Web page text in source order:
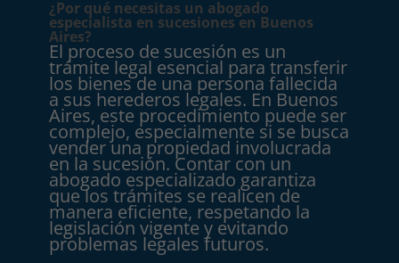
¿Por qué necesitas un abogado
especialista en sucesiones en Buenos
Aires?
El proceso de sucesión es un
trámite legal esencial para transferir
los bienes de una persona fallecida
a sus herederos legales. En Buenos
Aires, este procedimiento puede ser
complejo, especialmente si se busca
vender una propiedad involucrada
en la sucesión. Contar con un
abogado especializado garantiza
que los trámites se realicen de
manera eficiente, respetando la
legislación vigente y evitando
problemas legales futuros.